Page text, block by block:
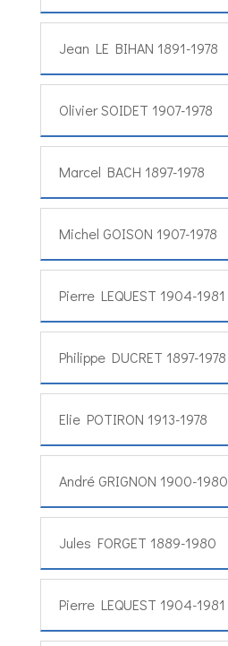
Jean LE BIHAN 1891-1978
Olivier SOIDET 1907-1978
Marcel BACH 1897-1978
Michel GOISON 1907-1978
Pierre LEQUEST 1904-1981
Philippe DUCRET 1897-1978
Elie POTIRON 1913-1978
André GRIGNON 1900-1980
Jules FORGET 1889-1980
Pierre LEQUEST 1904-1981